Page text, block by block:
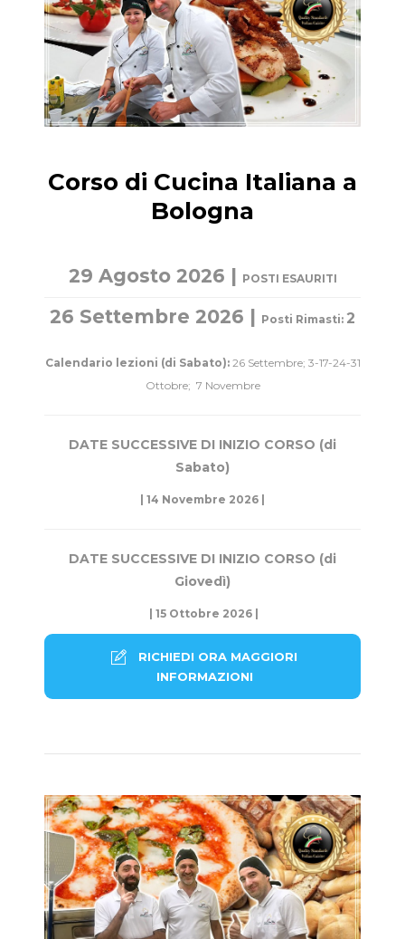
Corso di Cucina Italiana a
Bologna
29 Agosto 2026 | POSTI ESAURITI
26 Settembre 2026 | Posti Rimasti: 2
Calendario lezioni (di Sabato): 26 Settembre; 3-17-24-31
Ottobre; 7 Novembre
DATE SUCCESSIVE DI INIZIO CORSO (di
Sabato)
| 14 Novembre 2026 |
DATE SUCCESSIVE DI INIZIO CORSO (di
Giovedì)
| 15 Ottobre 2026 |
RICHIEDI ORA MAGGIORI
INFORMAZIONI